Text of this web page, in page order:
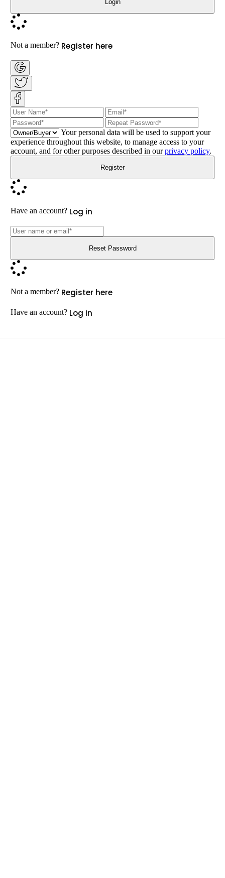
Login
Not a member? Register here
Your personal data will be used to support your
experience throughout this website, to manage access to your
account, and for other purposes described in ourprivacy policy.
Register
Have an account? Log in
Reset Password
Not a member? Register here
Have an account? Log in